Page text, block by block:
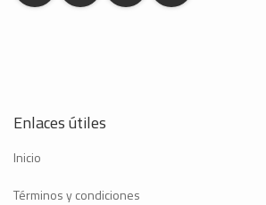
Enlaces útiles
Inicio
Términos y condiciones